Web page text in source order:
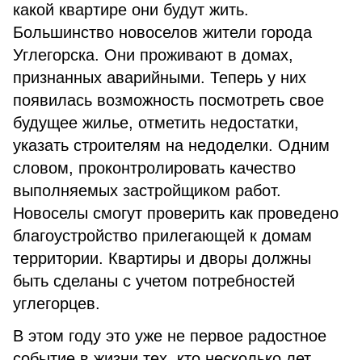
какой квартире они будут жить.
Большинство новоселов жители города
Углегорска. Они проживают в домах,
признанных аварийными. Теперь у них
появилась возможность посмотреть свое
будущее жилье, отметить недостатки,
указать строителям на недоделки. Одним
словом, проконтролировать качество
выполняемых застройщиком работ.
Новоселы смогут проверить как проведено
благоустройство прилегающей к домам
территории. Квартиры и дворы должны
быть сделаны с учетом потребностей
углегорцев.
В этом году это уже не первое радостное